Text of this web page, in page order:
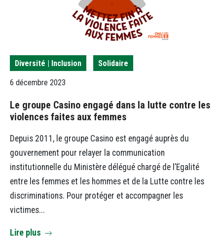
Diversité | Inclusion Solidaire
6 décembre 2023
Le groupe Casino engagé dans la lutte contre les
violences faites aux femmes
Depuis 2011, le groupe Casino est engagé auprès du
gouvernement pour relayer la communication
institutionnelle du Ministère délégué chargé de l’Egalité
entre les femmes et les hommes et de la Lutte contre les
discriminations. Pour protéger et accompagner les
victimes...
Lire plus